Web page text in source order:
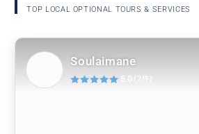
TOP LOCAL OPTIONAL TOURS & SERVICES
Soulaimane
5.0 (2件)